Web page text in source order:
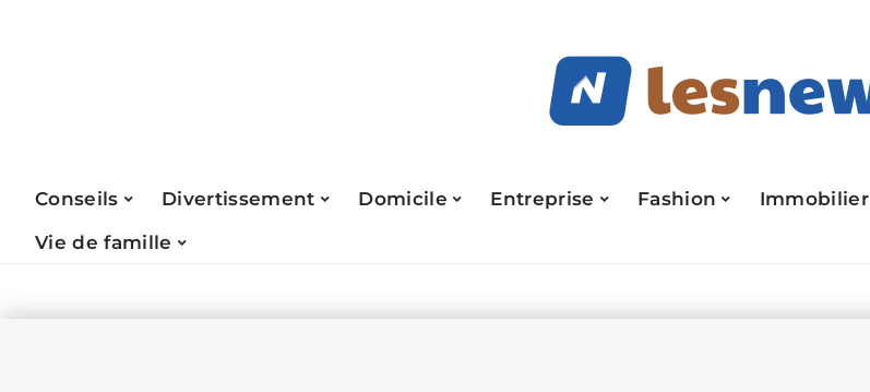
Conseils Divertissement Domicile Entreprise Fashion Immobilier
Vie de famille